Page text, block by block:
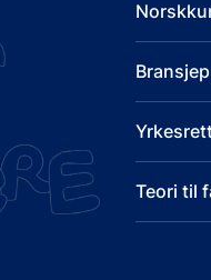
Teori til